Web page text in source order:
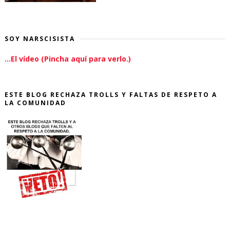
SOY NARSCISISTA
...El vídeo (Pincha aquí para verlo.)
ESTE BLOG RECHAZA TROLLS Y FALTAS DE RESPETO A
LA COMUNIDAD